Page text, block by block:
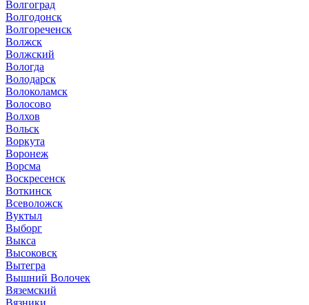
Волгоград
Волгодонск
Волгореченск
Волжск
Волжский
Вологда
Володарск
Волоколамск
Волосово
Волхов
Вольск
Воркута
Воронеж
Ворсма
Воскресенск
Воткинск
Всеволожск
Вуктыл
Выборг
Выкса
Высоковск
Вытегра
Вышний Волочек
Вяземский
Вязники